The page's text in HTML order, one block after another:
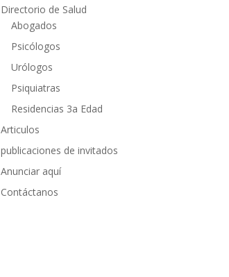
Directorio de Salud
Abogados
Psicólogos
Urólogos
Psiquiatras
Residencias 3a Edad
Articulos
publicaciones de invitados
Anunciar aquí
Contáctanos